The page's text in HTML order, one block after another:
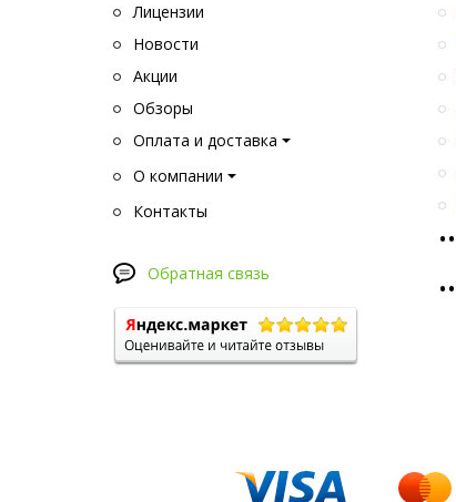
Лицензии
Новости
Акции
Обзоры
Оплата и доставка
О компании
Контакты
Обратная связь
••
••